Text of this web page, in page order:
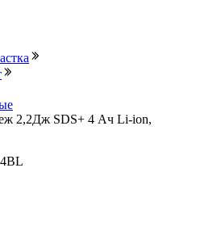
2,2Дж SDS+ 4 Ач Li-ion,